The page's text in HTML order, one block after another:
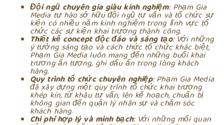
Đội ngũ chuyên gia giàu kinh nghiệm: Phạm Gia
Media tự hào sở hữu đội ngũ tư vấn và tổ chức sự
kiện có nhiều năm kinh nghiệm trong lĩnh vực tổ
chức các sự kiện khai trương thành công.
Thiết kế concept độc đáo và sáng tạo: Với những
ý tưởng sáng tạo và cách thức tổ chức khác biệt,
Phạm Gia Media luôn mang đến những buổi khai
trương ấn tượng, ghi dấu ấn trong lòng khách
hàng.
Quy trình tổ chức chuyên nghiệp: Phạm Gia Media
đã xây dựng một quy trình tổ chức khai trương
khép kín, từ khâu tư vấn, lên kế hoạch, chuẩn bị
không gian đến quản lý nhân sự và chăm sóc
khách hàng.
Chi phí hợp lý và minh bạch: Với những mối quan